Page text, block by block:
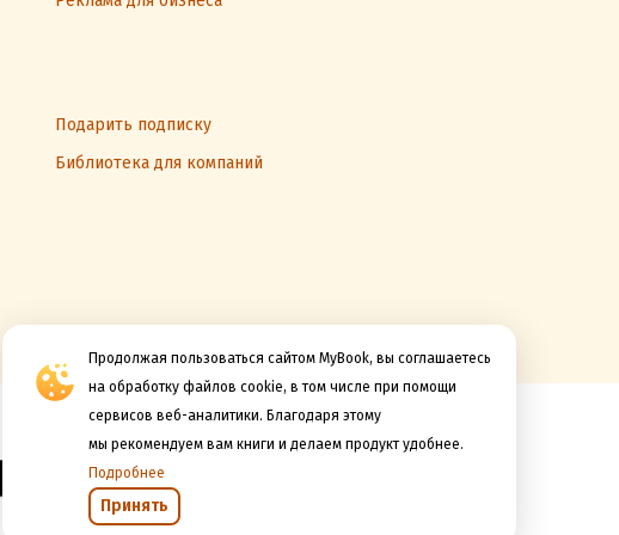
Продолжая пользоваться сайтом MyBook, вы соглашаетесь
на обработку файлов cookie, в том числе при помощи
сервисов веб-аналитики. Благодаря этому
мы рекомендуем вам книги и делаем продукт удобнее.
Подробнее
Принять
Подарить подписку
Библиотека для компаний